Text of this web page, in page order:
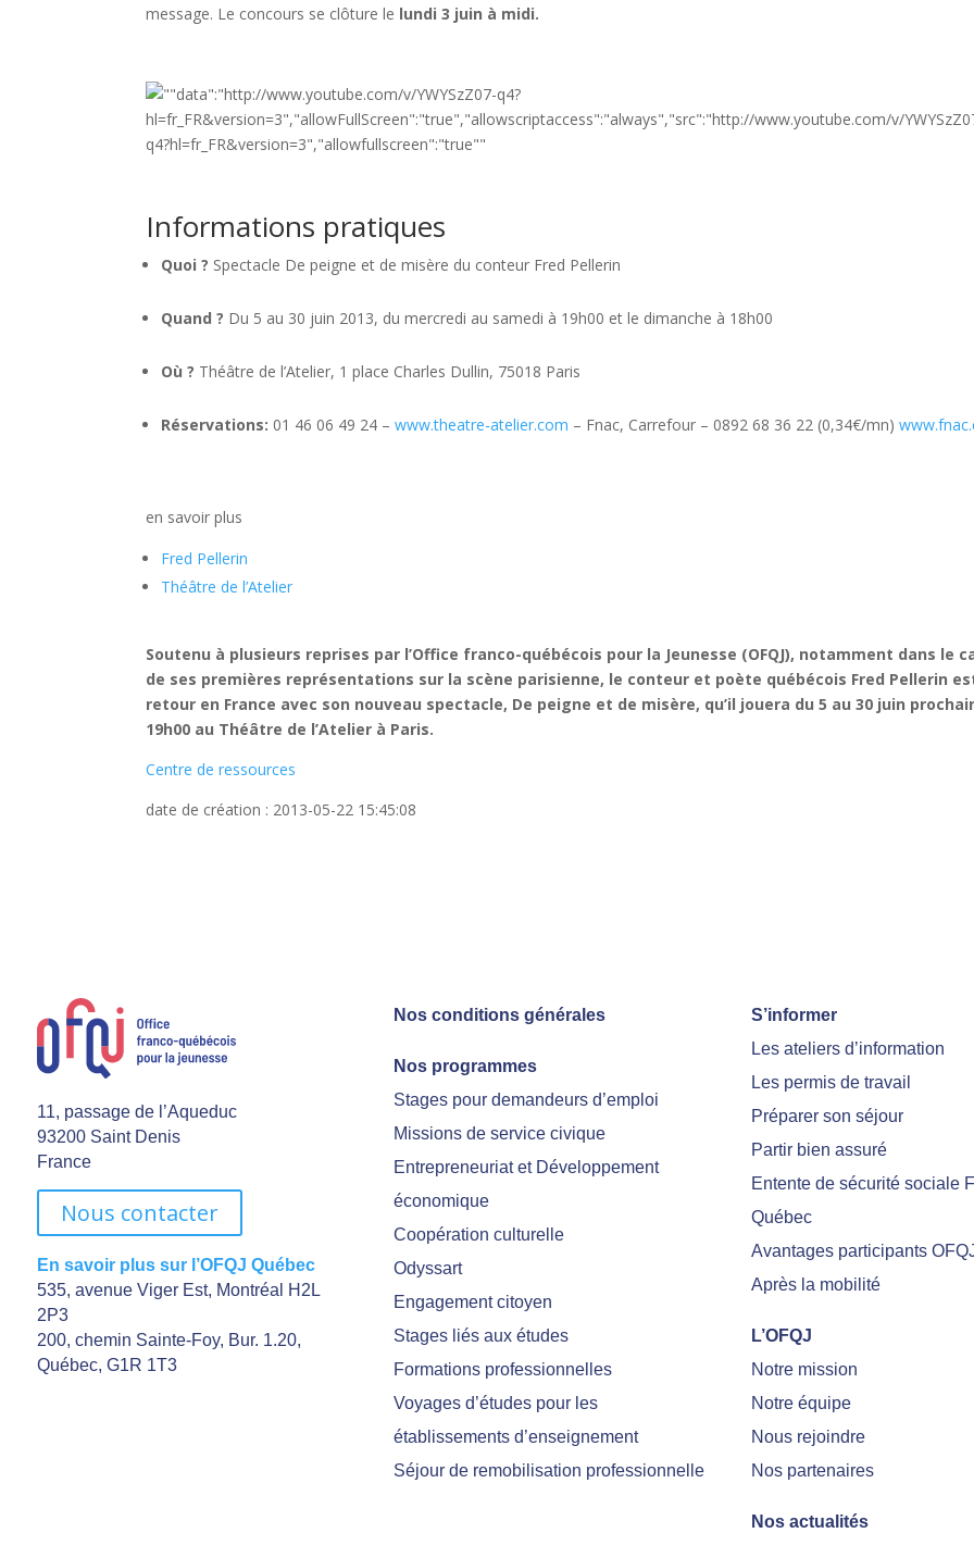
message. Le concours se clôture le lundi 3 juin à midi.
Informations pratiques
Quoi ? Spectacle De peigne et de misère du conteur Fred Pellerin
Quand ? Du 5 au 30 juin 2013, du mercredi au samedi à 19h00 et le dimanche à 18h00
Où ? Théâtre de l’Atelier, 1 place Charles Dullin, 75018 Paris
Réservations: 01 46 06 49 24 –www.theatre-atelier.com – Fnac, Carrefour – 0892 68 36 22 (0,34€/mn)
en savoir plus
Fred Pellerin
Théâtre de l’Atelier
Soutenu à plusieurs reprises par l’Office franco-québécois pour la Jeunesse (OFQJ), notamment dans le
de ses premières représentations sur la scène parisienne, le conteur et poète québécois Fred Pellerin
retour en France avec son nouveau spectacle, De peigne et de misère, qu’il jouera du 5 au 30 juin
19h00 au Théâtre de l’Atelier à Paris.
Centre de ressources
date de création : 2013-05-22 15:45:08
11, passage de l’Aqueduc
93200 Saint Denis
France
Nous contacter
En savoir plus sur l’OFQJ Québec
535, avenue Viger Est, Montréal H2L
2P3
200, chemin Sainte-Foy, Bur. 1.20,
Québec, G1R 1T3
Nos conditions générales
Nos programmes
Stages pour demandeurs d’emploi
Missions de service civique
Entrepreneuriat et Développement
économique
Coopération culturelle
Odyssart
Engagement citoyen
Stages liés aux études
Formations professionnelles
Voyages d’études pour les
établissements d’enseignement
Séjour de remobilisation professionnelle
S’informer
Les ateliers d’information
Les permis de travail
Préparer son séjour
Partir bien assuré
Entente de sécurité sociale
Québec
Avantages participants
Après la mobilité
L’OFQJ
Notre mission
Notre équipe
Nous rejoindre
Nos partenaires
Nos actualités